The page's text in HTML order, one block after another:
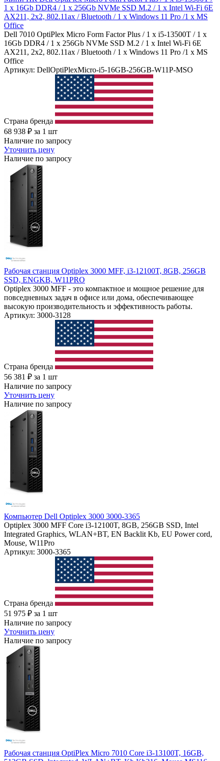
1 x 16Gb DDR4 / 1 x 256Gb NVMe SSD M.2 / 1 x Intel Wi-Fi 6E
AX211, 2x2, 802.11ax / Bluetooth / 1 x Windows 11 Pro /1 x MS
Office
Dell 7010 OptiPlex Micro Form Factor Plus / 1 x i5-13500T / 1 x
16Gb DDR4 / 1 x 256Gb NVMe SSD M.2 / 1 x Intel Wi-Fi 6E
AX211, 2x2, 802.11ax / Bluetooth / 1 x Windows 11 Pro /1 x MS
Office
Артикул: DellOptiPlexMicro-i5-16GB-256GB-W11P-MSO
Страна бренда
68 938 ₽ за 1 шт
Наличие по запросу
Уточнить цену
Наличие по запросу
Рабочая станция Optiplex 3000 MFF, i3-12100T, 8GB, 256GB
SSD, ENGKB, W11PRO
Optiplex 3000 MFF - это компактное и мощное решение для
повседневных задач в офисе или дома, обеспечивающее
высокую производительность и эффективность работы.
Артикул: 3000-3128
Страна бренда
56 381 ₽ за 1 шт
Наличие по запросу
Уточнить цену
Наличие по запросу
Компьютер Dell Optiplex 3000 3000-3365
Optiplex 3000 MFF Core i3-12100T, 8GB, 256GB SSD, Intel
Integrated Graphics, WLAN+BT, EN Backlit Kb, EU Power cord,
Mouse, W11Pro
Артикул: 3000-3365
Страна бренда
51 975 ₽ за 1 шт
Наличие по запросу
Уточнить цену
Наличие по запросу
Рабочая станция OptiPlex Micro 7010 Core i3-13100T, 16GB,